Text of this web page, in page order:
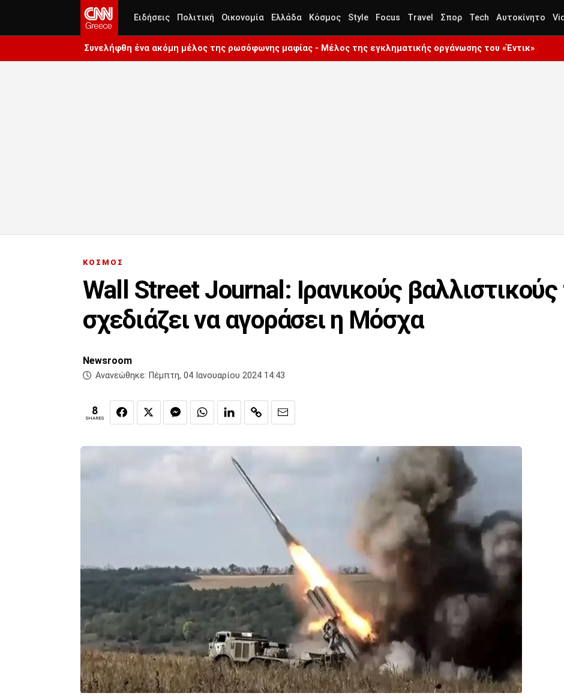
Ειδήσεις Πολιτική Οικονομία Ελλάδα Κόσμος Style Focus Travel Σπορ Tech Αυτοκίνητο
Συνελήφθη ένα ακόμη μέλος της ρωσόφωνης μαφίας - Μέλος της εγκληματικής οργάνωσης του «Έντικ»
ΚΟΣΜΟΣ
Wall Street Journal: Iρανικούς
σχεδιάζει να αγοράσει η Μόσχα
Newsroom
Ανανεώθηκε: Πέμπτη, 04 Ιανουαρίου 2024 14:43
8
SHARES